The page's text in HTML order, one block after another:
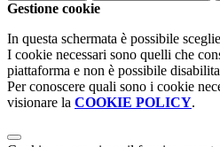
Gestione cookie
In questa schermata è possibile
I cookie necessari sono quelli che
piattaforma e non è possibile
Per conoscere quali sono i cookie
visionare la COOKIE POLICY.